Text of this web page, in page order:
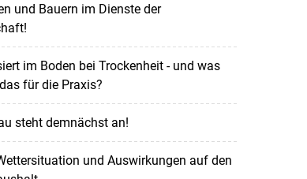
und Bauern im Dienste der
im Boden bei Trockenheit - und was
für die Praxis?
steht demnächst an!
und Auswirkungen auf den